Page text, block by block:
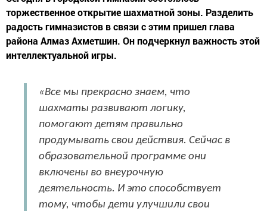
торжественное открытие шахматной зоны. Разделить
радость гимназистов в связи с этим пришел глава
района Алмаз Ахметшин. Он подчеркнул важность этой
интеллектуальной игры.
«Все мы прекрасно знаем, что
шахматы развивают логику,
помогают детям правильно
продумывать свои действия. Сейчас в
образовательной программе они
включены во внеурочную
деятельность. И это способствует
тому, чтобы дети улучшили свои